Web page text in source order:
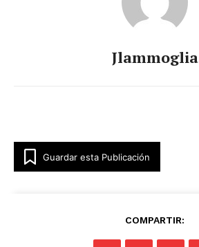
Jlammoglia
Guardar esta Publicación
COMPARTIR: